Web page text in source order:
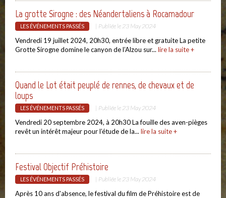
La grotte Sirogne : des Néandertaliens à Rocamadour
LES ÉVÉNEMENTS PASSÉS | Publiée le 23 May 2024
Vendredi 19 juillet 2024, 20h30, entrée libre et gratuite La petite
Grotte Sirogne domine le canyon de l’Alzou sur... lire la suite +
Quand le Lot était peuplé de rennes, de chevaux et de
loups
LES ÉVÉNEMENTS PASSÉS | Publiée le 23 May 2024
Vendredi 20 septembre 2024, à 20h30 La fouille des aven-pièges
revêt un intérêt majeur pour l’étude de la... lire la suite +
Festival Objectif Préhistoire
LES ÉVÉNEMENTS PASSÉS | Publiée le 23 May 2024
Après 10 ans d'absence, le festival du film de Préhistoire est de